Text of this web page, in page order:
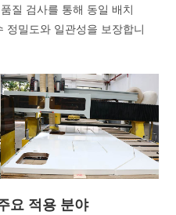
질 검사를 통해 동일 배치
밀도와 일관성을 보장합니
요 적용 분야